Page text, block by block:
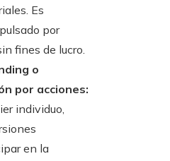
Es
por
fines de lucro.
o
por acciones:
individuo,
en la